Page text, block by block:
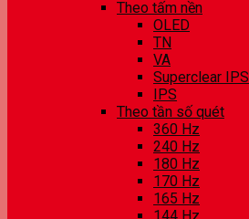
Theo tấm nền
OLED
TN
VA
Superclear IPS
IPS
Theo tần số quét
360 Hz
240 Hz
180 Hz
170 Hz
165 Hz